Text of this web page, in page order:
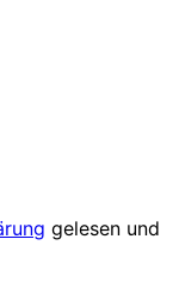
gelesen und